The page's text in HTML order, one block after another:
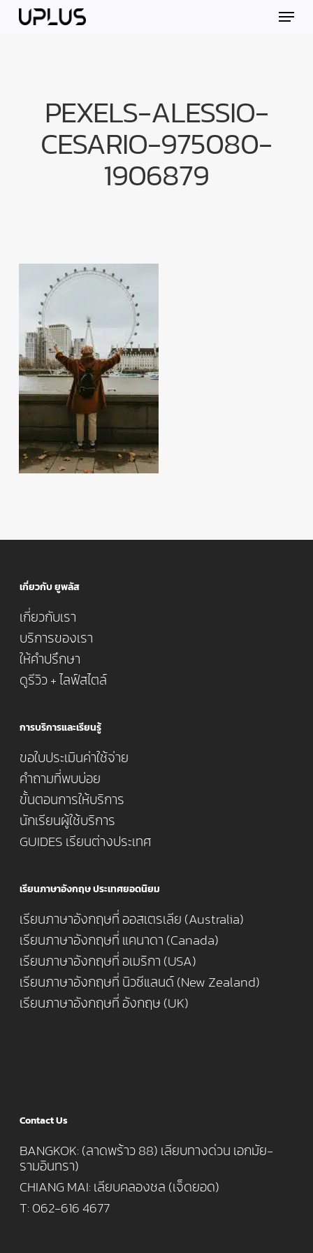
Skip Menu
PEXELS-ALESSIO-
CESARIO-975080-
1906879
เกี่ยวกับ ยูพลัส
เกี่ยวกับเรา
บริการของเรา
ให้คำปรึกษา
ดูรีวิว + ไลฟ์สไตล์
การบริการและเรียนรู้
ขอใบประเมินค่าใช้จ่าย
คำถามที่พบบ่อย
ขั้นตอนการให้บริการ
นักเรียนผู้ใช้บริการ
GUIDES เรียนต่างประเทศ
เรียนภาษาอังกฤษ ประเทศยอดนิยม
เรียนภาษาอังกฤษที่ ออสเตรเลีย (Australia)
เรียนภาษาอังกฤษที่ แคนาดา (Canada)
เรียนภาษาอังกฤษที่ อเมริกา (USA)
เรียนภาษาอังกฤษที่ นิวซีแลนด์ (New Zealand)
เรียนภาษาอังกฤษที่ อังกฤษ (UK)
Contact Us
BANGKOK: (ลาดพร้าว 88) เลียบทางด่วน เอกมัย-
รามอินทรา)
CHIANG MAI: เลียบคลองชล (เจ็ดยอด)
T: 062-616 4677